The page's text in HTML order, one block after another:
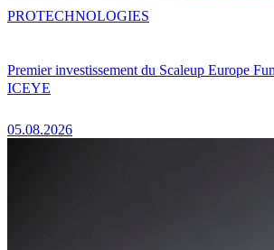
Premier investissement du Scaleup Europe
ICEYE
05.08.2026
PROTECHNOLOGIES